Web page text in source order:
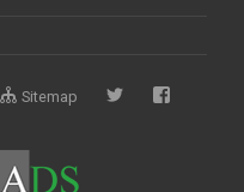
Sitemap